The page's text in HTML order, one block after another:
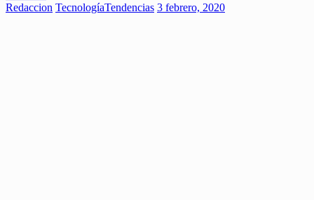
Redaccion TecnologíaTendencias 3 febrero, 2020